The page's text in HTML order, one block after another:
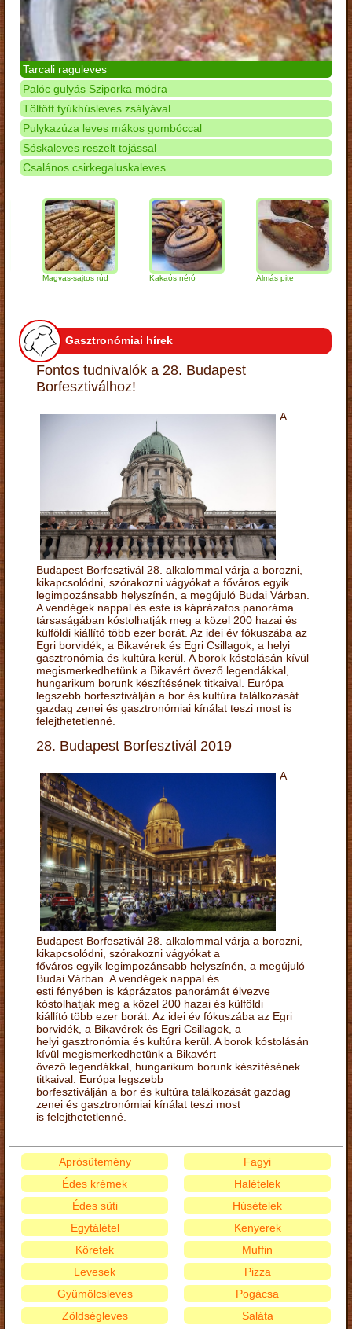
Tarcali raguleves
Palóc gulyás Sziporka módra
Töltött tyúkhúsleves zsályával
Pulykazúza leves mákos gombóccal
Sóskaleves reszelt tojással
Csalános csirkegaluskaleves
Magvas-sajtos rúd Kakaós néró Almás pite
Gasztronómiai hírek
Fontos tudnivalók a 28. Budapest
Borfesztiválhoz!
A
Budapest Borfesztivál 28. alkalommal várja a borozni,
kikapcsolódni, szórakozni vágyókat a főváros egyik
legimpozánsabb helyszínén, a megújuló Budai Várban.
A vendégek nappal és este is káprázatos panoráma
társaságában kóstolhatják meg a közel 200 hazai és
külföldi kiállító több ezer borát. Az idei év fókuszába az
Egri borvidék, a Bikavérek és Egri Csillagok, a helyi
gasztronómia és kultúra kerül. A borok kóstolásán kívül
megismerkedhetünk a Bikavért övező legendákkal,
hungarikum borunk készítésének titkaival. Európa
legszebb borfesztiválján a bor és kultúra találkozását
gazdag zenei és gasztronómiai kínálat teszi most is
felejthetetlenné.
28. Budapest Borfesztivál 2019
A
Budapest Borfesztivál 28. alkalommal várja a borozni,
kikapcsolódni, szórakozni vágyókat a
főváros egyik legimpozánsabb helyszínén, a megújuló
Budai Várban. A vendégek nappal és
esti fényében is káprázatos panorámát élvezve
kóstolhatják meg a közel 200 hazai és külföldi
kiállító több ezer borát. Az idei év fókuszába az Egri
borvidék, a Bikavérek és Egri Csillagok, a
helyi gasztronómia és kultúra kerül. A borok kóstolásán
kívül megismerkedhetünk a Bikavért
övező legendákkal, hungarikum borunk készítésének
titkaival. Európa legszebb
borfesztiválján a bor és kultúra találkozását gazdag
zenei és gasztronómiai kínálat teszi most
is felejthetetlenné.
Aprósütemény
Édes krémek
Édes süti
Egytálétel
Fagyi
Halételek
Húsételek
Kenyerek
Köretek
Levesek
Gyümölcsleves
Zöldségleves
Muffin
Pizza
Pogácsa
Saláta